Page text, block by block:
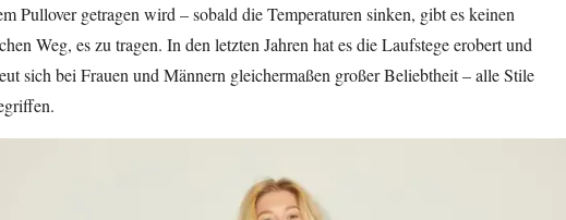
Pullover getragen wird – sobald die Temperaturen sinken, gibt es keinen
Weg, es zu tragen. In den letzten Jahren hat es die Laufstege erobert und
sich bei Frauen und Männern gleichermaßen großer Beliebtheit – alle Stile